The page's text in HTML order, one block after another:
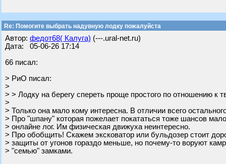
Re: Помогите выбрать надувную лодку пожалуйста
Автор: федот68( Калуга) (---.ural-net.ru)
Дата: 05-06-26 17:14
66 писал:
> РиО писал:
>
> > Лодку на берегу спереть проще простого по отношению к
>
> Только она мало кому интересна. В отличии всего
> Про "шпану" которая пожелает покататься тоже шансов
> онлайне лог. Им физическая движуха неинтересно.
> Про обобщить! Скажем эксковатор или бульдозер стоит
> защиты от угонов гораздо меньше, но почему-то воруют
> "семью" замками.